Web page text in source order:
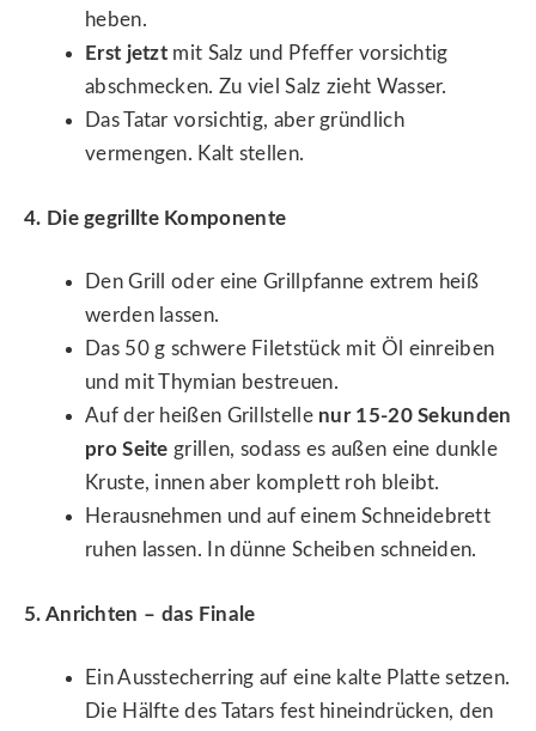
heben.
Erst jetzt mit Salz und Pfeffer vorsichtig
abschmecken. Zu viel Salz zieht Wasser.
Das Tatar vorsichtig, aber gründlich
vermengen. Kalt stellen.
4. Die gegrillte Komponente
Den Grill oder eine Grillpfanne extrem heiß
werden lassen.
Das 50 g schwere Filetstück mit Öl einreiben
und mit Thymian bestreuen.
Auf der heißen Grillstelle nur 15-20 Sekunden
pro Seite grillen, sodass es außen eine dunkle
Kruste, innen aber komplett roh bleibt.
Herausnehmen und auf einem Schneidebrett
ruhen lassen. In dünne Scheiben schneiden.
5. Anrichten – das Finale
Ein Ausstecherring auf eine kalte Platte setzen.
Die Hälfte des Tatars fest hineindrücken, den